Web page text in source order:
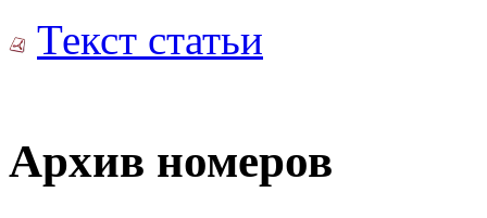
Текст статьи
Архив номеров